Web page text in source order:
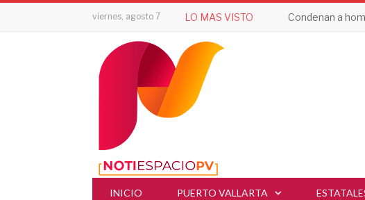
viernes, agosto 7 LO MAS VISTO Condenan a
INICIO PUERTO VALLARTA